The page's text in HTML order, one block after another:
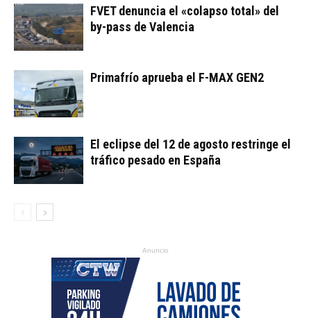
FVET denuncia el «colapso total» del
by-pass de Valencia
Primafrío aprueba el F-MAX GEN2
El eclipse del 12 de agosto restringe el
tráfico pesado en España
Anuncio